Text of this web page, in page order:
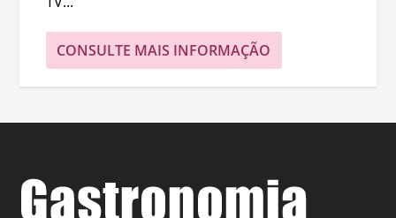
CONSULTE MAIS INFORMAÇÃO